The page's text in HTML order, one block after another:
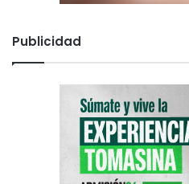
Publicidad